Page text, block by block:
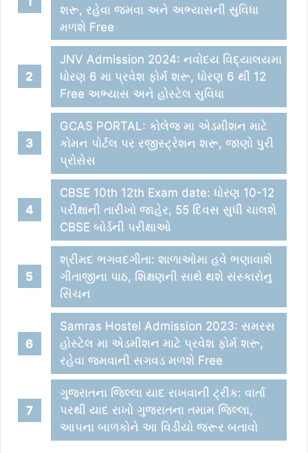
શરૂ, રહેવા જમવા અને અભ્યાસની સુવિધા
મળશે Free
JNV Admission 2024: નવોદય વિદ્યાલયમા
ધોરણ 6 મા પ્રવેશ ફોર્મ શરૂ, ધોરણ 6 થી 12
Free અભ્યાસ અને હોસ્ટેલ સુવિધા
GCAS PORTAL: કોલેજ મા એડમીશન માટે
કોમન પોર્ટલ પર રજીસ્ટ્રેશન શરૂ, જાણો પુરી
પ્રોસેસ
CBSE 10th 12th Exam date: ધોરણ 10-12
પરીક્ષાની તારીખો જાહેર, 55 દિવસ સુધી ચાલશે
CBSE બોર્ડની પરીક્ષાઓ
શ્રીમદ ભગવદગીતા: શાળાઓમા હવે ભણાવાશે
ગીતાજીના પાઠ, શિક્ષણની સાથે થશે સંસ્કારોનુ
સિંચન
Samras Hostel Admission 2023: સમરસ
હોસ્ટેલ મા એડમીશન માટે પ્રવેશ ફોર્મ શરૂ,
રહેવા જમવાની સગવડ મળશે Free
ગુજરાતના જિલ્લા યાદ રાખવાની ટ્રીક: વાર્તા
પરથી યાદ રાખો ગુજરાતના તમામ જિલ્લા,
આપના બાળકોને આ વિડીયો જરૂર બતાવો